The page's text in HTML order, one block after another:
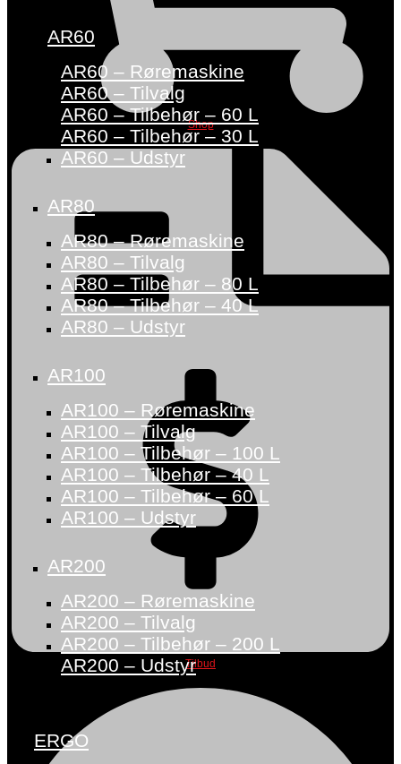
Shop
Tilbud
AR60
AR60 – Røremaskine
AR60 – Tilvalg
AR60 – Tilbehør – 60 L
AR60 – Tilbehør – 30 L
AR60 – Udstyr
AR80
AR80 – Røremaskine
AR80 – Tilvalg
AR80 – Tilbehør – 80 L
AR80 – Tilbehør – 40 L
AR80 – Udstyr
AR100
AR100 – Røremaskine
AR100 – Tilvalg
AR100 – Tilbehør – 100 L
AR100 – Tilbehør – 40 L
AR100 – Tilbehør – 60 L
AR100 – Udstyr
AR200
AR200 – Røremaskine
AR200 – Tilvalg
AR200 – Tilbehør – 200 L
AR200 – Udstyr
ERGO